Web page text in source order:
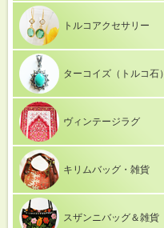
トルコアクセサリー
ターコイズ（トルコ石）
ヴィンテージラグ
キリムバッグ・雑貨
スザンニバッグ＆雑貨